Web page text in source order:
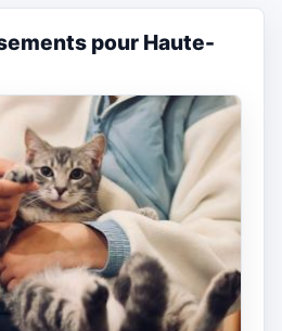
pour Haute-